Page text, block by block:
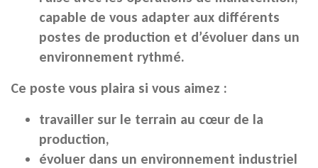
capable de vous adapter aux différents
postes de production et d’évoluer dans un
environnement rythmé.
Ce poste vous plaira si vous aimez :
travailler sur le terrain au cœur de la
production,
évoluer dans un environnement industriel